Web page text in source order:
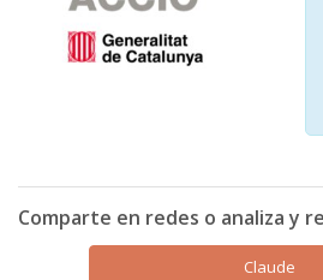
Comparte en redes o analiza y
Claude